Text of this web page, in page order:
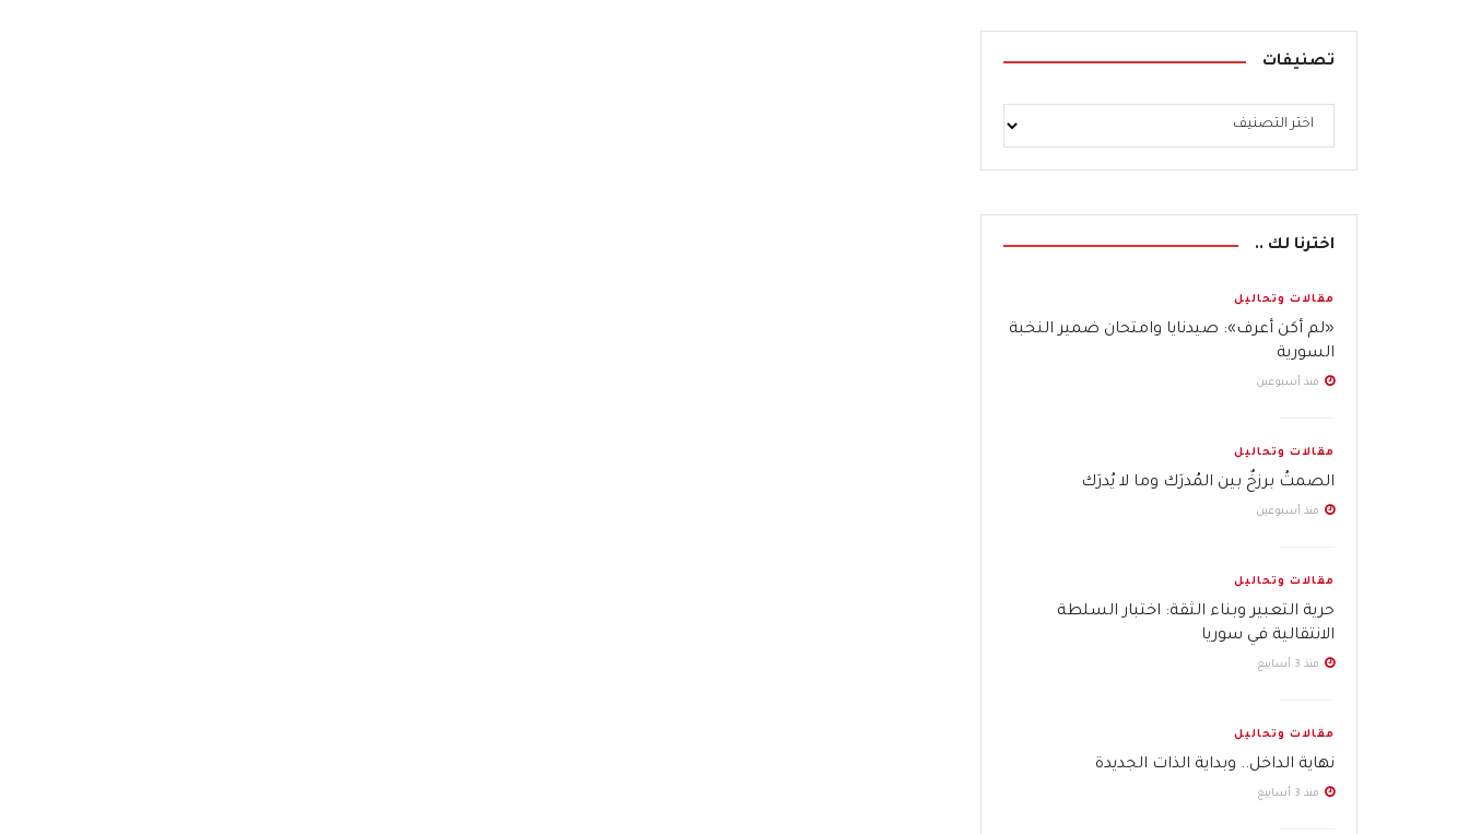
تصنيفات
اخترنا لك ..
مقالات وتحاليل
«لم أكن أعرف»: صيدنايا وامتحان ضمير النخبة
السورية
منذ أسبوعين
مقالات وتحاليل
الصمتُ برزخٌ بين المُدرَك وما لا يُدرَك
منذ أسبوعين
مقالات وتحاليل
حرية التعبير وبناء الثقة: اختبار السلطة
الانتقالية في سوريا
منذ 3 أسابيع
مقالات وتحاليل
نهاية الداخل.. وبداية الذات الجديدة
منذ 3 أسابيع